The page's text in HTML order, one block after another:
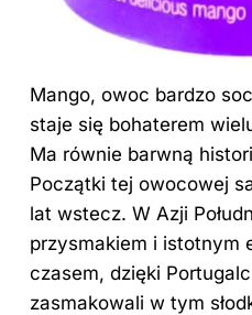
Mango, owoc bardzo
staje się bohaterem
Ma równie barwną
Początki tej owocowej
lat wstecz. W Azji
przysmakiem i istotnym
czasem, dzięki
zasmakowali w tym